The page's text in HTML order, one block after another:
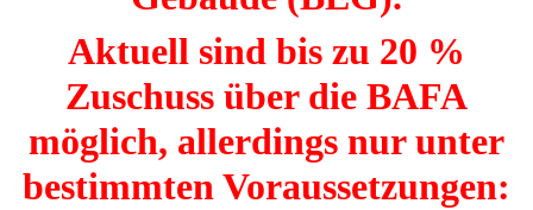
Aktuell sind bis zu 20 %
Zuschuss über die BAFA
möglich, allerdings nur unter
bestimmten Voraussetzungen: